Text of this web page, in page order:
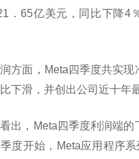
．65亿美元，同比下降4
方面，Meta四季度共实
下滑，并创出公司近十年
出，Meta四季度利润端的
度开始，Meta应用程序